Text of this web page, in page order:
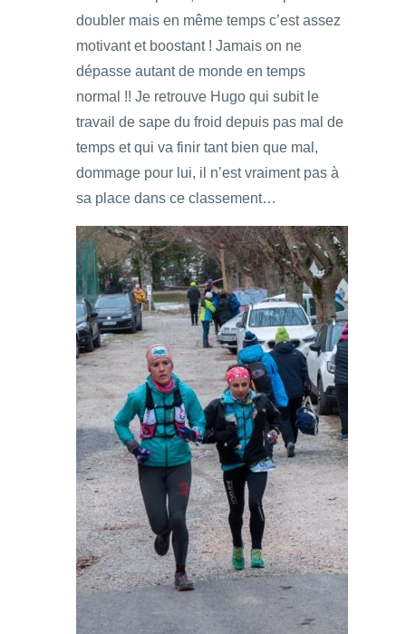
doubler mais en même temps c’est assez
motivant et boostant ! Jamais on ne
dépasse autant de monde en temps
normal !! Je retrouve Hugo qui subit le
travail de sape du froid depuis pas mal de
temps et qui va finir tant bien que mal,
dommage pour lui, il n’est vraiment pas à
sa place dans ce classement…